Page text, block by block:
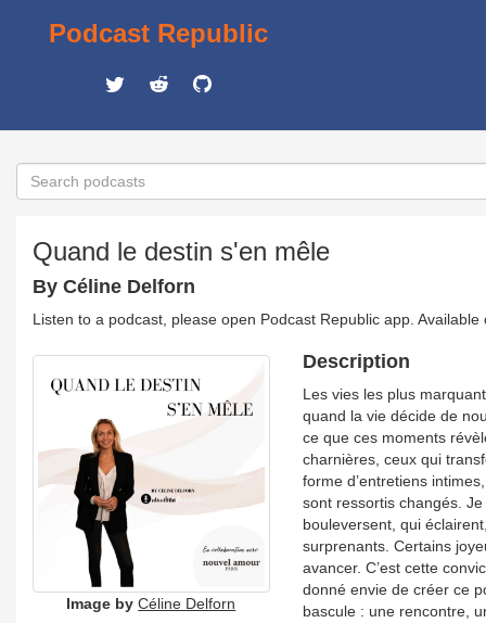
Podcast Republic
Quand le destin s'en mêle
By Céline Delforn
Listen to a podcast, please open Podcast Republic app.
Image by Céline Delforn
Description
Les vies les plus
quand la vie décide de
ce que ces moments
charnières, ceux qui
forme d’entretiens
sont ressortis changés.
bouleversent, qui
surprenants. Certains
avancer. C’est cette
donné envie de créer ce
bascule : une rencontre,